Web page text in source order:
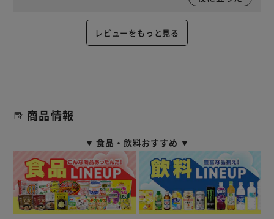
レビューをもっと見る
商品情報
▼ 食品・飲料おすすめ ▼